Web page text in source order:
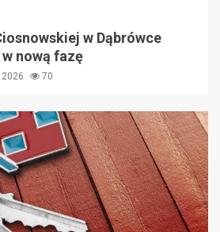
w Dąbrówce
nową fazę
70